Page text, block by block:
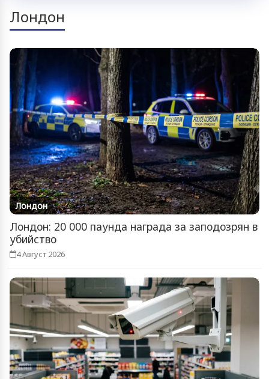
Лондон
Лондон
Лондон: 20 000 паунда награда за заподозрян в
убийство
4 Август 2026